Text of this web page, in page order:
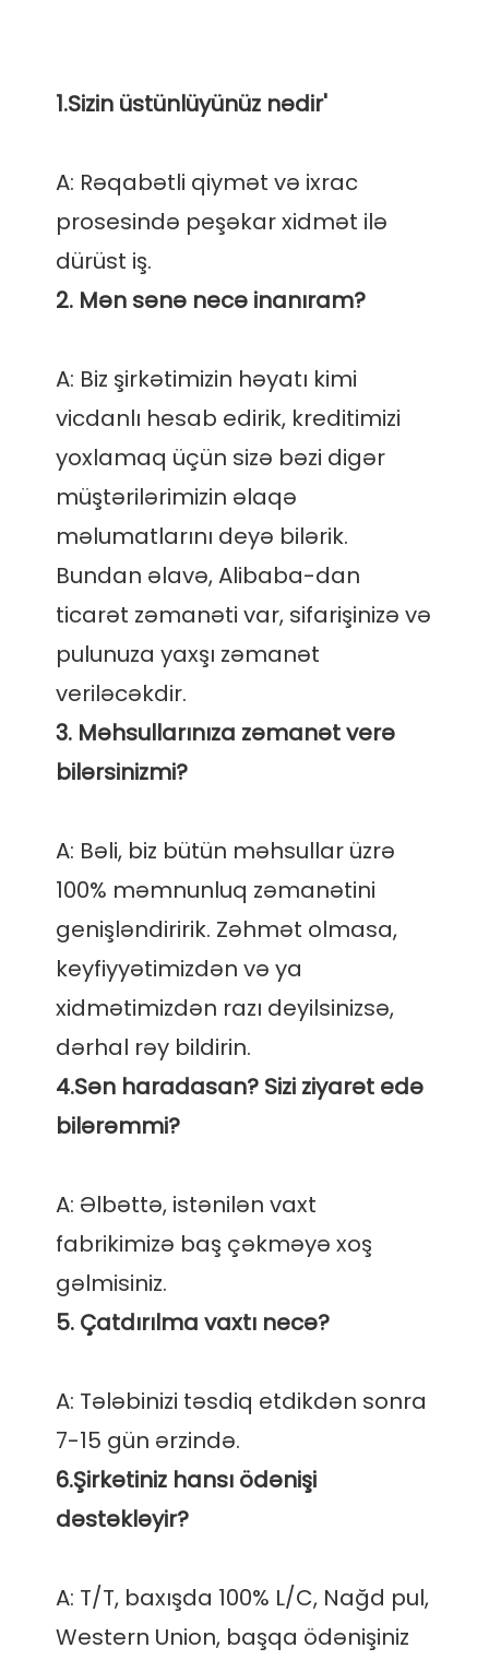
A: Rəqabətli qiymət və ixrac
prosesində peşəkar xidmət ilə
A: Biz şirkətimizin həyatı kimi
vicdanlı hesab edirik, kreditimizi
yoxlamaq üçün sizə bəzi digər
müştərilərimizin əlaqə
məlumatlarını deyə bilərik.
Bundan əlavə, Alibaba-dan
ticarət zəmanəti var, sifarişinizə və
pulunuza yaxşı zəmanət
3. Məhsullarınıza zəmanət verə
A: Bəli, biz bütün məhsullar üzrə
100% məmnunluq zəmanətini
genişləndiririk. Zəhmət olmasa,
keyfiyyətimizdən və ya
xidmətimizdən razı deyilsinizsə,
4.Sən haradasan? Sizi ziyarət edə
A: Əlbəttə, istənilən vaxt
fabrikimizə baş çəkməyə xoş
A: Tələbinizi təsdiq etdikdən sonra
6.Şirkətiniz hansı ödənişi
A: T/T, baxışda 100% L/C, Nağd pul,
Western Union, başqa ödənişiniz